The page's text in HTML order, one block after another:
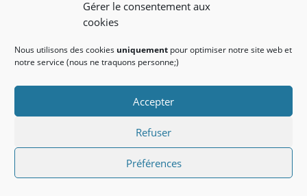
Gérer le consentement aux
cookies
Nous utilisons des cookies uniquement pour optimiser notre site web et
notre service (nous ne traquons personne;)
Accepter
Refuser
Préférences
Mentions légales.
Les mentions légales du site internet de Radio
Evasion sont accessibles ici.